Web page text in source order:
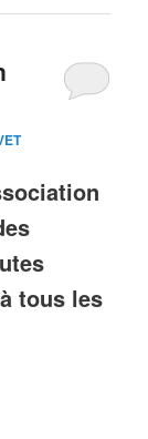
à tous les